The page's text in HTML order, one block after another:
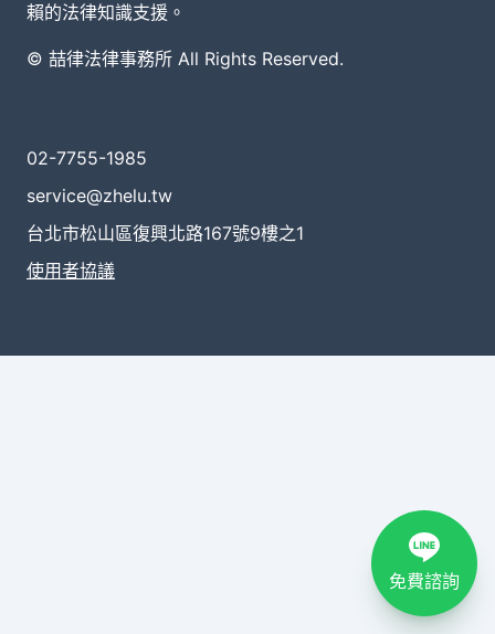
賴的法律知識支援。
© 喆律法律事務所 All Rights Reserved.
02-7755-1985
service@zhelu.tw
台北市松山區復興北路167號9樓之1
使用者協議
免費諮詢